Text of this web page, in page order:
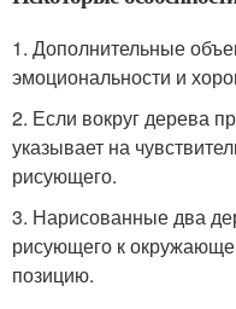
1. Дополнительные
эмоциональности и
2. Если вокруг дерева
указывает на
рисующего.
3. Нарисованные два
рисующего к
позицию.